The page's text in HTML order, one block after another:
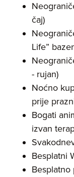
čaj)
Life”
- rujan)
Noćno
prije
Bogati
izvan
Besplatni
Besplatno